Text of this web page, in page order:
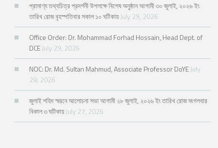
প্রামাণ্য তথ্যচিত্র প্রদর্শনী উপলক্ষে বিশেষ অনুষ্ঠান আগামী ৩০ জুলাই, ২০২৬ ইং
তারিখ রোজ বৃহস্পতিবার সকাল ১০ ঘটিকায় July 29, 2026
Office Order: Dr. Mohammad Forhad Hossain, Head Dept. of
DCE July 29, 2026
NOC: Dr. Md. Sultan Mahmud, Associate Professor DoYE July
28, 2026
জুলাই শহিদ স্মরনে আলোচনা সভা আগামী ২৮ জুলাই, ২০২৬ ইং তারিখ রোজ মংগলবার
বিকাল ৩ ঘটিকায় July 27, 2026